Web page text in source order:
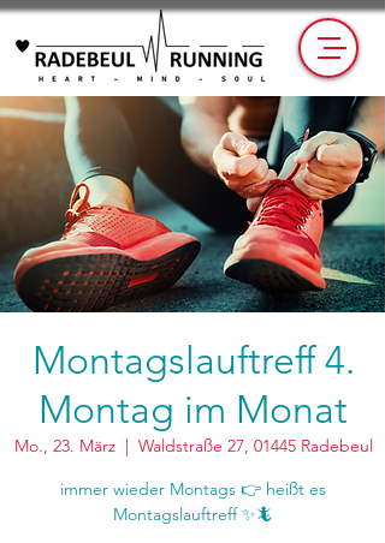
Montagslauftreff 4.
Montag im Monat
Mo., 23. März
  |
Waldstraße 27, 01445 Radebeul
immer wieder Montags 👉 heißt es